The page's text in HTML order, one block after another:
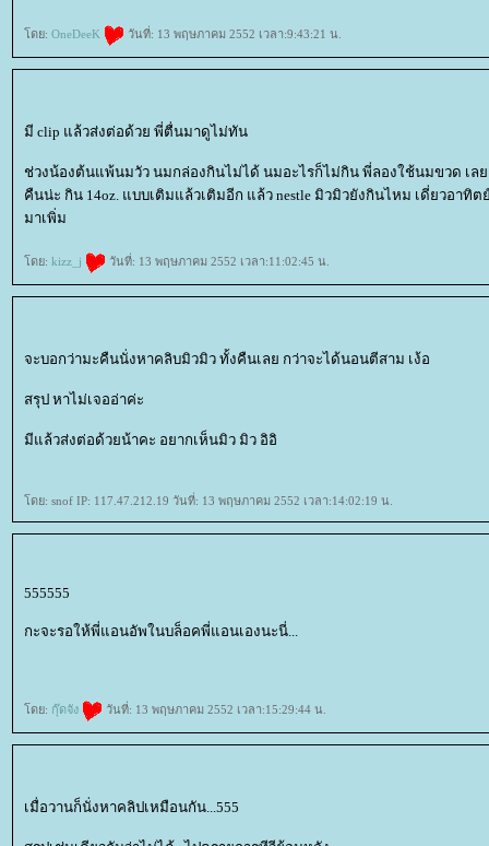
ดย: OneDeeK วันที่: 13 พฤษภาคม 2552 เวลา:9:43:21 น.
มี clip แล้วส่งต่อด้วย พี่ตื่นมาดูไม่ทัน
ช่วงน้องต้นแพ้นมวัว นมกล่องกินไม่ได้ นมอะไรก็ไม่กิน พี่ลองใช้นมขวด เล
คืนน่ะ กิน 14oz. แบบเติมแล้วเติมอีก แล้ว nestle มิวมิวยังกินไหม เดี่ยวอา
มาเพิ่ม
ดย: kizz_j วันที่: 13 พฤษภาคม 2552 เวลา:11:02:45 น.
จะบอกว่ามะคืนนั่งหาคลิบมิวมิว ทั้งคืนเลย กว่าจะได้นอนตีสาม เง้อ
สรุป หาไม่เจออ่าค่ะ
มีแล้วส่งต่อด้วยน้าคะ อยากเห็นมิว มิว อิอิ
ดย: snof IP: 117.47.212.19 วันที่: 13 พฤษภาคม 2552 เวลา:14:02:19 น.
555555
กะจะรอให้พี่แอนอัพในบล็อคพี่แอนเองนะนี่...
ดย: กุ๊ดจัง วันที่: 13 พฤษภาคม 2552 เวลา:15:29:44 น.
เมื่อวานก็นั่งหาคลิปเหมือนกัน...555